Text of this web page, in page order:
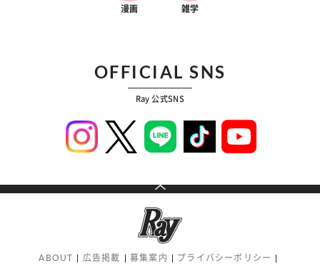
漫画 雑学
OFFICIAL SNS
Ray 公式SNS
ABOUT 広告掲載 募集案内 プライバシーポリシー